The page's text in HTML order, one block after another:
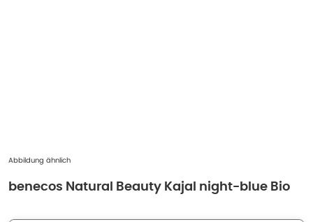
Abbildung ähnlich
benecos Natural Beauty Kajal night-blue Bio